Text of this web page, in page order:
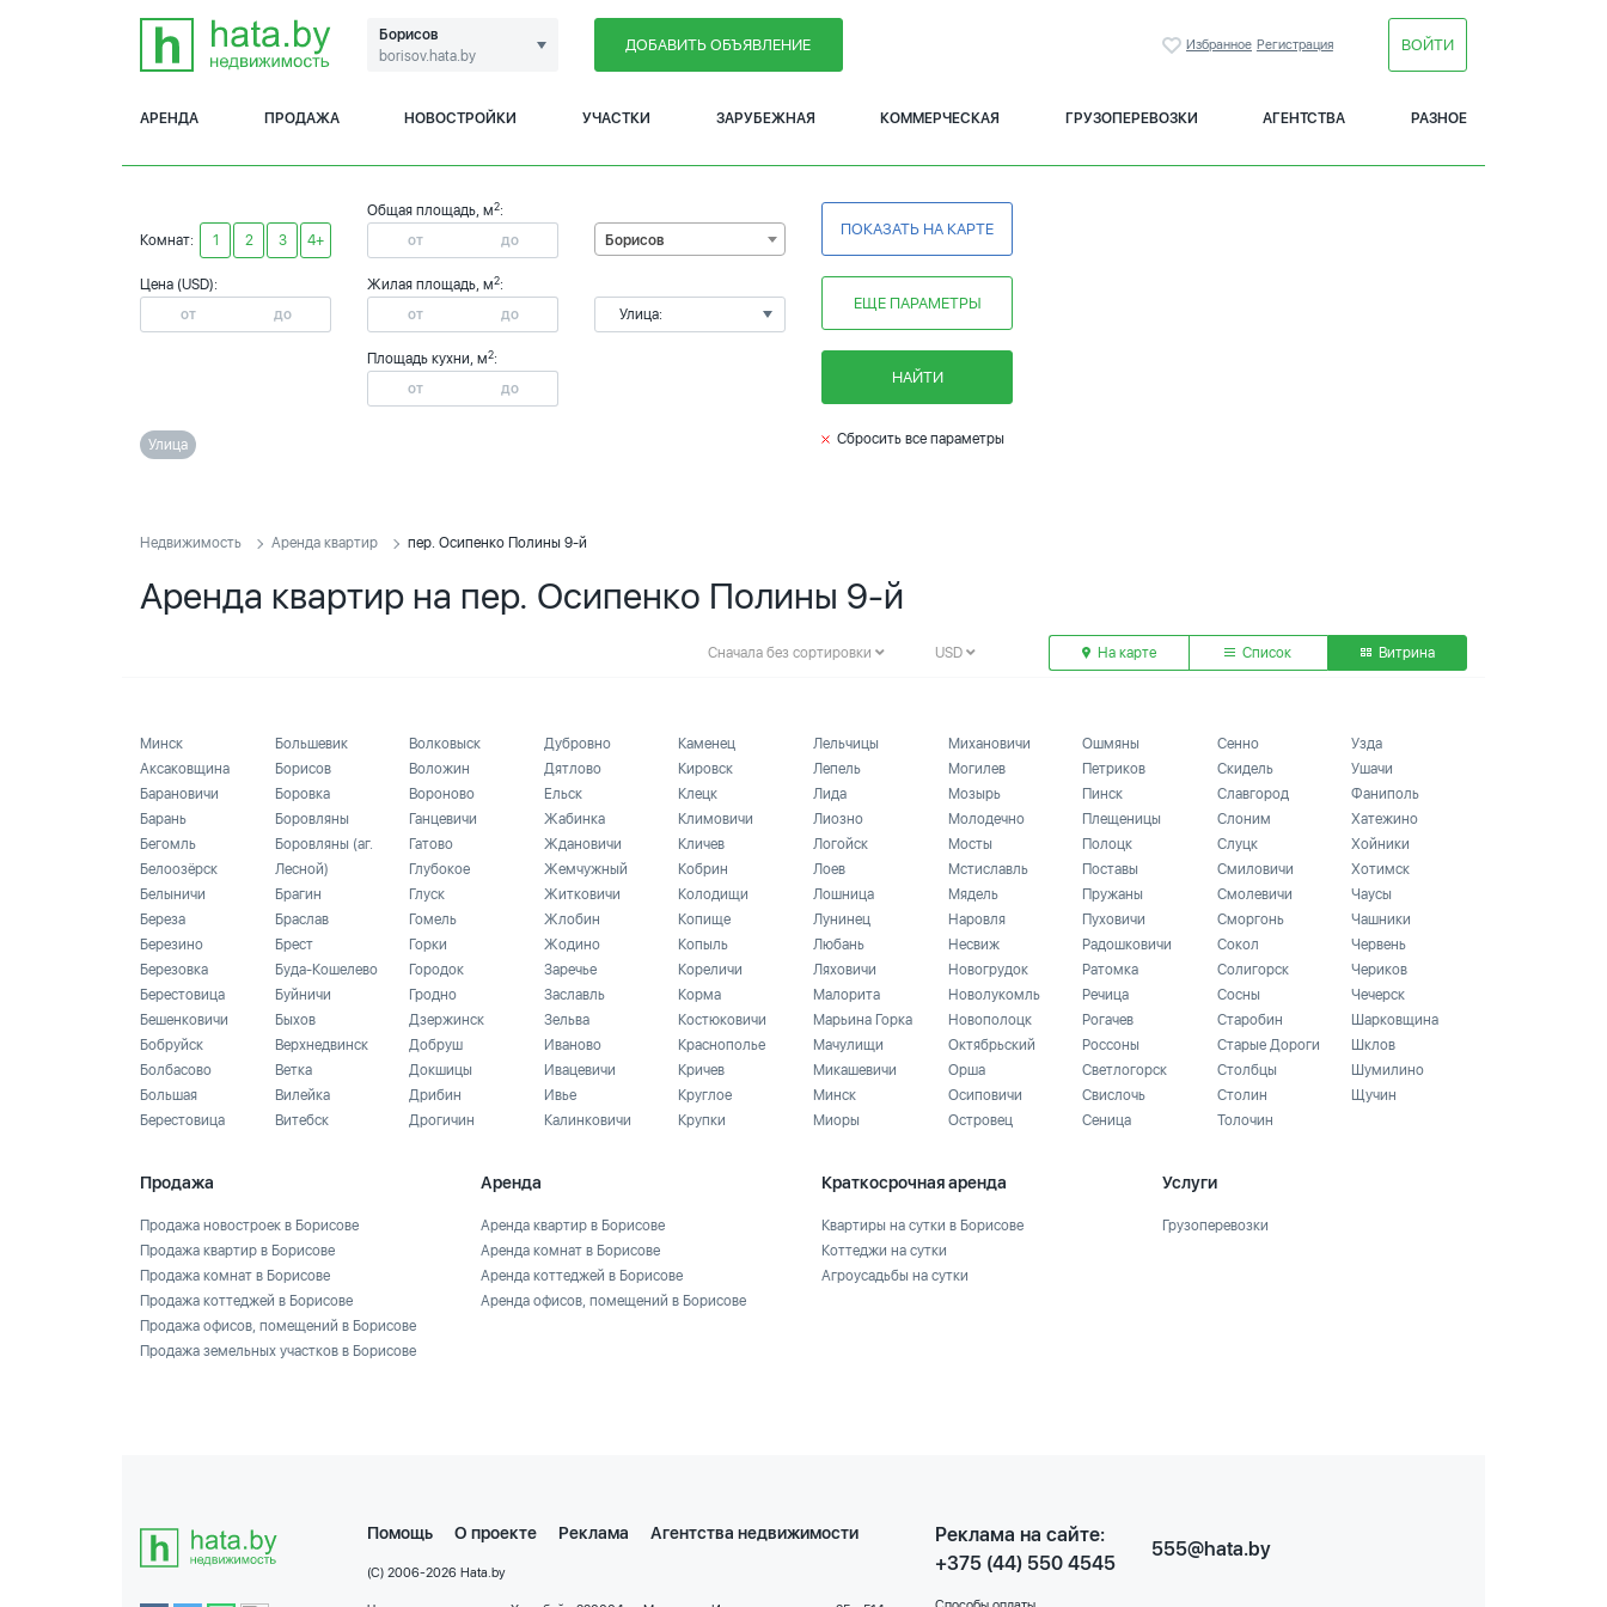
Борисов
borisov.hata.by
ДОБАВИТЬ ОБЪЯВЛЕНИЕ Избранное Регистрация ВОЙТИ
АРЕНДА ПРОДАЖА НОВОСТРОЙКИ УЧАСТКИ ЗАРУБЕЖНАЯ КОММЕРЧЕСКАЯ ГРУЗОПЕРЕВОЗКИ АГЕНТСТВА РАЗНОЕ
Комнат: 1 2 3 4+
Цена (USD):
Общая площадь, м2:
Жилая площадь, м2:
Площадь кухни, м2:
Борисов
Улица:
ПОКАЗАТЬ НА КАРТЕ
ЕЩЕ ПАРАМЕТРЫ
НАЙТИ
Улица Сбросить все параметры
Недвижимость Аренда квартир пер. Осипенко Полины 9-й
Аренда квартир на пер. Осипенко Полины 9-й
Сначала без сортировки USD На карте Список Витрина
Минск
Аксаковщина
Барановичи
Барань
Бегомль
Белоозёрск
Белыничи
Береза
Березино
Березовка
Берестовица
Бешенковичи
Бобруйск
Болбасово
Большая
Берестовица
Большевик
Борисов
Боровка
Боровляны
Боровляны (аг.
Лесной)
Брагин
Браслав
Брест
Буда-Кошелево
Буйничи
Быхов
Верхнедвинск
Ветка
Вилейка
Витебск
Волковыск
Воложин
Вороново
Ганцевичи
Гатово
Глубокое
Глуск
Гомель
Горки
Городок
Гродно
Дзержинск
Добруш
Докшицы
Дрибин
Дрогичин
Дубровно
Дятлово
Ельск
Жабинка
Ждановичи
Жемчужный
Житковичи
Жлобин
Жодино
Заречье
Заславль
Зельва
Иваново
Ивацевичи
Ивье
Калинковичи
Каменец
Кировск
Клецк
Климовичи
Кличев
Кобрин
Колодищи
Копище
Копыль
Кореличи
Корма
Костюковичи
Краснополье
Кричев
Круглое
Крупки
Лельчицы
Лепель
Лида
Лиозно
Логойск
Лоев
Лошница
Лунинец
Любань
Ляховичи
Малорита
Марьина Горка
Мачулищи
Микашевичи
Минск
Миоры
Михановичи
Могилев
Мозырь
Молодечно
Мосты
Мстиславль
Мядель
Наровля
Несвиж
Новогрудок
Новолукомль
Новополоцк
Октябрьский
Орша
Осиповичи
Островец
Ошмяны
Петриков
Пинск
Плещеницы
Полоцк
Поставы
Пружаны
Пуховичи
Радошковичи
Ратомка
Речица
Рогачев
Россоны
Светлогорск
Свислочь
Сеница
Сенно
Скидель
Славгород
Слоним
Слуцк
Смиловичи
Смолевичи
Сморгонь
Сокол
Солигорск
Сосны
Старобин
Старые Дороги
Столбцы
Столин
Толочин
Узда
Ушачи
Фаниполь
Хатежино
Хойники
Хотимск
Чаусы
Чашники
Червень
Чериков
Чечерск
Шарковщина
Шклов
Шумилино
Щучин
Продажа
Продажа новостроек в Борисове
Продажа квартир в Борисове
Продажа комнат в Борисове
Продажа коттеджей в Борисове
Продажа офисов, помещений в Борисове
Продажа земельных участков в Борисове
Аренда
Аренда квартир в Борисове
Аренда комнат в Борисове
Аренда коттеджей в Борисове
Аренда офисов, помещений в Борисове
Краткосрочная аренда
Квартиры на сутки в Борисове
Коттеджи на сутки
Агроусадьбы на сутки
Услуги
Грузоперевозки
Помощь О проекте Реклама Агентства недвижимости
(C) 2006-2026 Hata.by
Реклама на сайте:
+375 (44) 550 4545
555@hata.by